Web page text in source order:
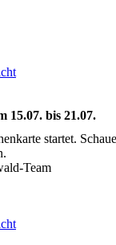
15.07. bis 21.07.
startet.
Team